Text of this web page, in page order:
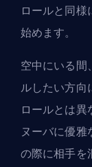
ロールと同
始めます。
空中にいる間
ルしたい方向
ロールとは
ヌーバに優雅
の際に相手を